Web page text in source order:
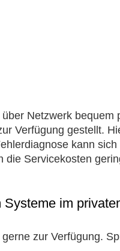
über Netzwerk bequem
Verfügung gestellt.
kann
Servicekosten
im
zur Verfügung.